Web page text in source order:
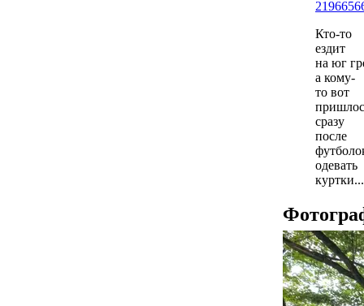
Кто-то
ездит
на юг
а кому-
то вот
сразу
после
одевать
куртки...